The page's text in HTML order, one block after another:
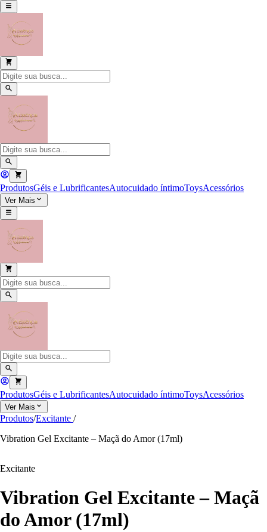
ProdutosGéis e LubrificantesAutocuidado íntimoToysAcessórios
Ver Mais
ProdutosGéis e LubrificantesAutocuidado íntimoToysAcessórios
Ver Mais
Produtos/Excitante /
Vibration Gel Excitante – Maçã do Amor (17ml)
Excitante
Vibration Gel Excitante – Maçã
do Amor (17ml)